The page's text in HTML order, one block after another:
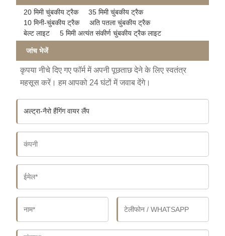
20 मिमी चुंबकीय ट्रैक
35 मिमी चुंबकीय ट्रैक
10 मिनी-चुंबकीय ट्रैक
अति पतला चुंबकीय ट्रैक
बेल्ट लाइट
5 मिमी अत्यंत संकीर्ण चुंबकीय ट्रैक लाइट
जांच भेजें
कृपया नीचे दिए गए फॉर्म में अपनी पूछताछ देने के लिए स्वतंत्र
महसूस करें। हम आपको 24 घंटों में जवाब देंगे।